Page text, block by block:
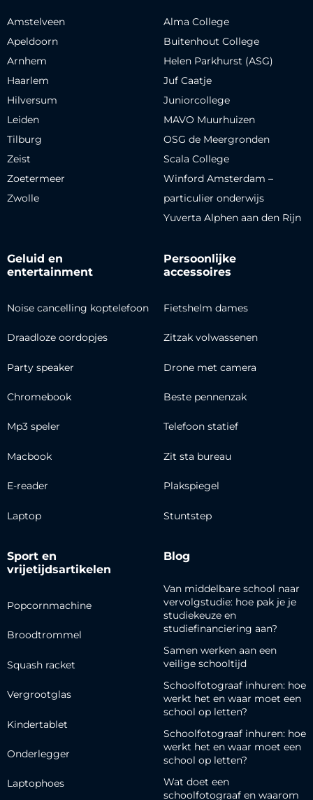
Amstelveen
Apeldoorn
Arnhem
Haarlem
Hilversum
Leiden
Tilburg
Zeist
Zoetermeer
Zwolle
Alma College
Buitenhout College
Helen Parkhurst (ASG)
Juf Caatje
Juniorcollege
MAVO Muurhuizen
OSG de Meergronden
Scala College
Winford Amsterdam –
particulier onderwijs
Yuverta Alphen aan den Rijn
Geluid en
entertainment
Noise cancelling koptelefoon
Draadloze oordopjes
Party speaker
Chromebook
Mp3 speler
Macbook
E-reader
Laptop
Persoonlijke
accessoires
Fietshelm dames
Zitzak volwassenen
Drone met camera
Beste pennenzak
Telefoon statief
Zit sta bureau
Plakspiegel
Stuntstep
Sport en
vrijetijdsartikelen
Popcornmachine
Broodtrommel
Squash racket
Vergrootglas
Kindertablet
Onderlegger
Laptophoes
Blog
Van middelbare school naar
vervolgstudie: hoe pak je je
studiekeuze en
studiefinanciering aan?
Samen werken aan een
veilige schooltijd
Schoolfotograaf inhuren: hoe
werkt het en waar moet een
school op letten?
Schoolfotograaf inhuren: hoe
werkt het en waar moet een
school op letten?
Wat doet een
schoolfotograaf en waarom